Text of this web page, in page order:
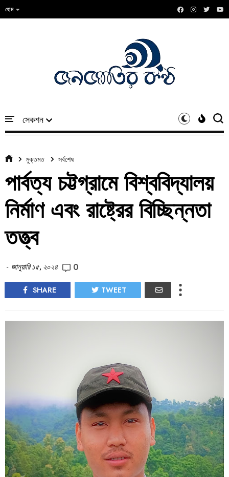
হোম
মুক্তমত সর্বশেষ
পার্বত্য চট্টগ্রামে বিশ্ববিদ্যালয়
নির্মাণ এবং রাষ্ট্রের বিচ্ছিন্নতা
তত্ত্ব
- জানুয়ারি ১৫, ২০২৪ 0
SHARE TWEET